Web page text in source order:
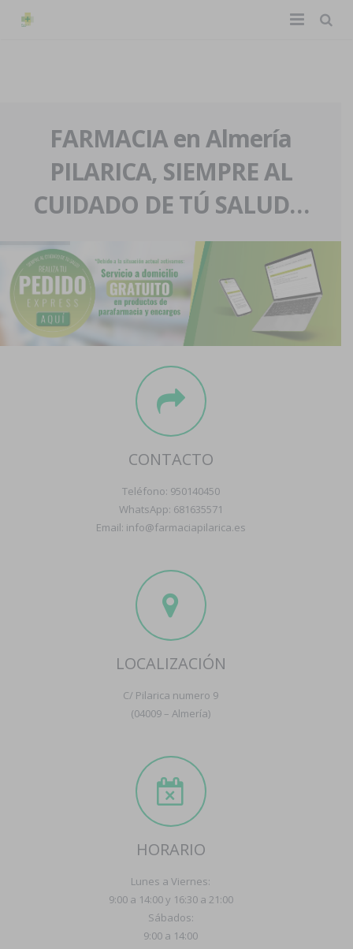
La farmacia
Nuestra historia
Nuestro equipo
Eventos
Servicios y reservas
Pedidos express
Blog
Contacto
Boletín
FARMACIA en Almería
PILARICA, SIEMPRE AL
CUIDADO DE TÚ SALUD…
CONTACTO
Teléfono: 950140450
WhatsApp: 681635571
Email: info@farmaciapilarica.es
LOCALIZACIÓN
C/ Pilarica numero 9
(04009 – Almería)
HORARIO
Lunes a Viernes:
9:00 a 14:00 y 16:30 a 21:00
Sábados:
9:00 a 14:00